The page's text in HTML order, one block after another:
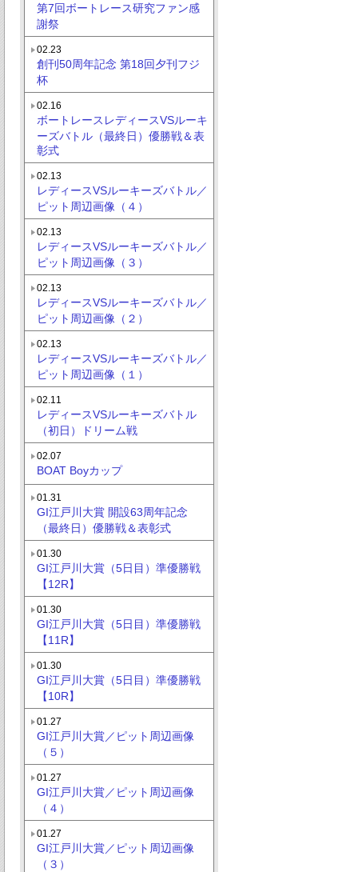
第7回ボートレース研究ファン感
謝祭
02.23
創刊50周年記念 第18回夕刊フジ
杯
02.16
ボートレースレディースVSルーキ
ーズバトル（最終日）優勝戦＆表
彰式
02.13
レディースVSルーキーズバトル／
ピット周辺画像（４）
02.13
レディースVSルーキーズバトル／
ピット周辺画像（３）
02.13
レディースVSルーキーズバトル／
ピット周辺画像（２）
02.13
レディースVSルーキーズバトル／
ピット周辺画像（１）
02.11
レディースVSルーキーズバトル
（初日）ドリーム戦
02.07
BOAT Boyカップ
01.31
GI江戸川大賞 開設63周年記念
（最終日）優勝戦＆表彰式
01.30
GI江戸川大賞（5日目）準優勝戦
【12R】
01.30
GI江戸川大賞（5日目）準優勝戦
【11R】
01.30
GI江戸川大賞（5日目）準優勝戦
【10R】
01.27
GI江戸川大賞／ピット周辺画像
（５）
01.27
GI江戸川大賞／ピット周辺画像
（４）
01.27
GI江戸川大賞／ピット周辺画像
（３）